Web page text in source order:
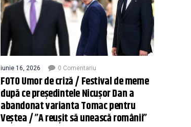
iunie 16, 2026 0 Comentariu
FOTO Umor de criză / Festival de meme
după ce președintele Nicușor Dan a
abandonat varianta Tomac pentru
Veștea / ”A reușit să unească românii”